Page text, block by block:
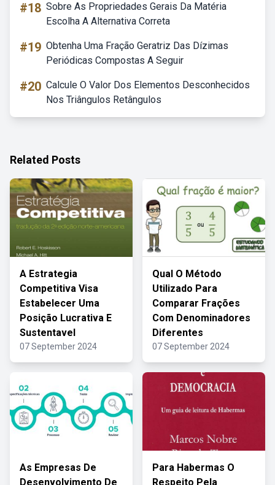
#18 Sobre As Propriedades Gerais Da Matéria
Escolha A Alternativa Correta
#19 Obtenha Uma Fração Geratriz Das Dízimas
Periódicas Compostas A Seguir
#20 Calcule O Valor Dos Elementos Desconhecidos
Nos Triângulos Retângulos
Related Posts
A Estrategia
Competitiva Visa
Estabelecer Uma
Posição Lucrativa E
Sustentavel
07 September 2024
Qual O Método
Utilizado Para
Comparar Frações
Com Denominadores
Diferentes
07 September 2024
As Empresas De
Desenvolvimento De
Para Habermas O
Respeito Pela